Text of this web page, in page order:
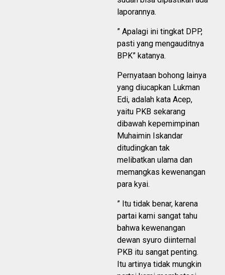
laporannya.
” Apalagi ini tingkat DPP,
pasti yang mengauditnya
BPK” katanya.
Pernyataan bohong lainya
yang diucapkan Lukman
Edi, adalah kata Acep,
yaitu PKB sekarang
dibawah kepemimpinan
Muhaimin Iskandar
ditudingkan tak
melibatkan ulama dan
memangkas kewenangan
para kyai.
” Itu tidak benar, karena
partai kami sangat tahu
bahwa kewenangan
dewan syuro diinternal
PKB itu sangat penting.
Itu artinya tidak mungkin